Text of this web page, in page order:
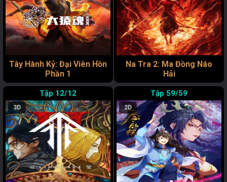
Tây Hành Kỷ: Đại Viên Hồn
Phần 1
Na Tra 2: Ma Đồng Náo
Hải
12/12
3D
59/59
2D